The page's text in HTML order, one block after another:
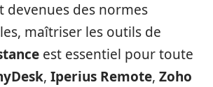
devenues des normes
maîtriser les outils de
est essentiel pour toute
, Iperius Remote, Zoho